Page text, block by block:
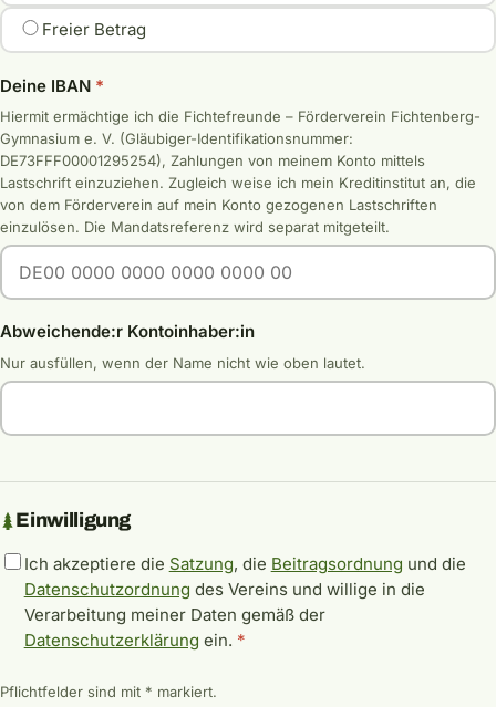
Freier Betrag
Deine IBAN *
Hiermit ermächtige ich die Fichtefreunde – Förderverein Fichtenberg-
Gymnasium e. V. (Gläubiger-Identifikationsnummer:
DE73FFF00001295254), Zahlungen von meinem Konto mittels
Lastschrift einzuziehen. Zugleich weise ich mein Kreditinstitut an, die
von dem Förderverein auf mein Konto gezogenen Lastschriften
einzulösen. Die Mandatsreferenz wird separat mitgeteilt.
Abweichende:r Kontoinhaber:in
Nur ausfüllen, wenn der Name nicht wie oben lautet.
Einwilligung
Ich akzeptiere die Satzung, die Beitragsordnung und die
Datenschutzordnung des Vereins und willige in die
Verarbeitung meiner Daten gemäß der
Datenschutzerklärung ein. *
Pflichtfelder sind mit * markiert.